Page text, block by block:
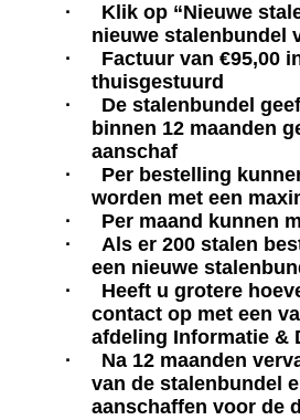
·
Klik op “Nieuwe
nieuwe stalenbundel
·
Factuur van €95,00
thuisgestuurd
·
De stalenbundel
binnen 12 maanden
aanschaf
·
Per bestelling
worden met een
·
Per maand kunnen
·
Als er 200 stalen
een nieuwe
·
Heeft u grotere
contact op met een
afdeling Informatie &
·
Na 12 maanden
van de stalenbundel
aanschaffen voor de